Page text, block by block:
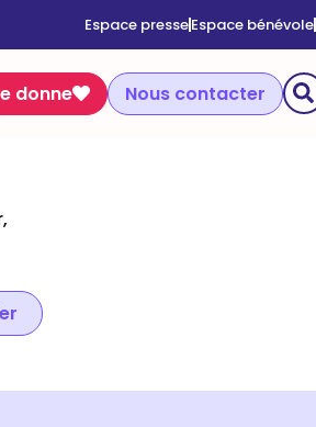
Espace presseEspace bénévole
donne Nous contacter